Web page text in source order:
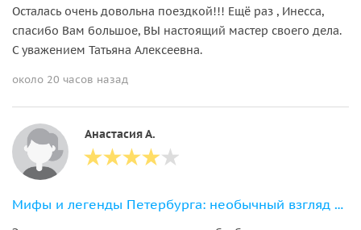
Осталась очень довольна поездкой!!! Ещё раз , Инесса,
спасибо Вам большое, ВЫ настоящий мастер своего дела.
С уважением Татьяна Алексеевна.
около 20 часов назад
Анастасия А.
Мифы и легенды Петербурга: необычный взгляд на город